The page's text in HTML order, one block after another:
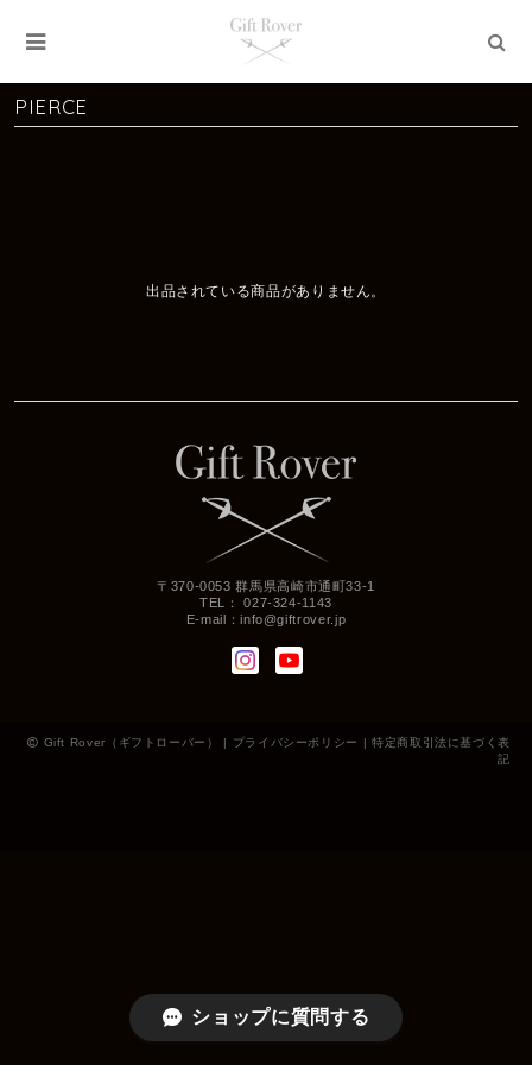
PIERCE
出品されている商品がありません。
〒370-0053 群馬県高崎市通町33-1
TEL： 027-324-1143
E-mail：info@giftrover.jp
Gift Rover（ギフトローバー） | プライバシーポリシー | 特定商取引法に基づく表
記
ショップに質問する